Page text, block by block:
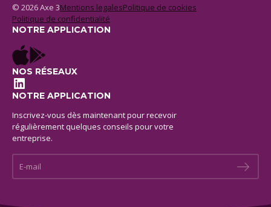
© 2026 Axe 3Mentions legalesPolitique de cookies
Politique de confidentialité
NOTRE APPLICATION
NOS RÉSEAUX
LinkedIn
NOTRE APPLICATION
Inscrivez-vous dès maintenant pour recevoir
régulièrement quelques conseils pour votre
entreprise.